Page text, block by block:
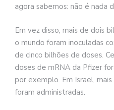
agora sabemos: não é nada
Em vez disso, mais de dois
o mundo foram inoculadas
de cinco bilhões de doses.
doses de mRNA da Pfizer
por exemplo. Em Israel,
foram administradas.